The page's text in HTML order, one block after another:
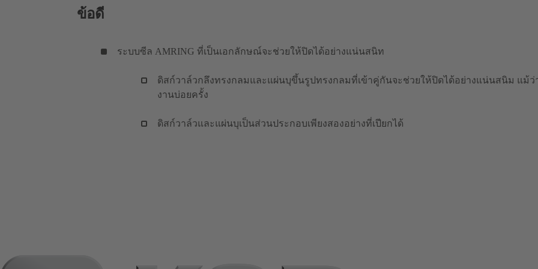
ข้อดี
ระบบซีล AMRING ที่เป็นเอกลักษณ์จะช่วยให้ปิดได้อย่างแน่นสนิท
ดิสก์วาล์วกลึงทรงกลมและแผ่นบุขึ้นรูปทรงกลมที่เข้าคู่กันจะช่วยให้ปิดได้อย่างแน่นสนิม แม้ว่
งานบ่อยครั้ง
ดิสก์วาล์วและแผ่นบุเป็นส่วนประกอบเพียงสองอย่างที่เปียกได้